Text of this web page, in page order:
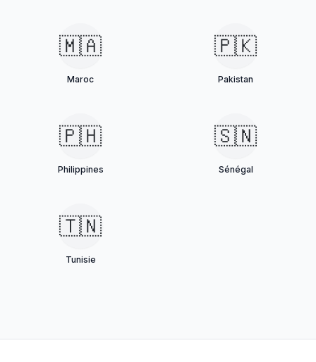
🇲🇦
Maroc
🇵🇰
Pakistan
🇵🇭
Philippines
🇸🇳
Sénégal
🇹🇳
Tunisie